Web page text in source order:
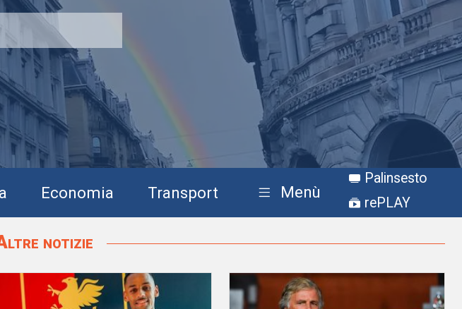
Economia Transport Menù
Palinsesto
rePLAY
notizie